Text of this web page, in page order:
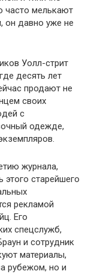
часто мелькают
он давно уже не
Уолл-стрит
десять лет
продают не
своих
с
одежде,
журнала,
этого старейшего
рекламой
Его
спецслужб,
и сотрудник
материалы,
рубежом, но и